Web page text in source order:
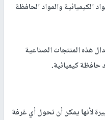
الكيميائية والمواد الحافظة
هذه المنتجات الصناعية
حافظة كيميائية.
لأنها يمكن أن تحول أي غرفة